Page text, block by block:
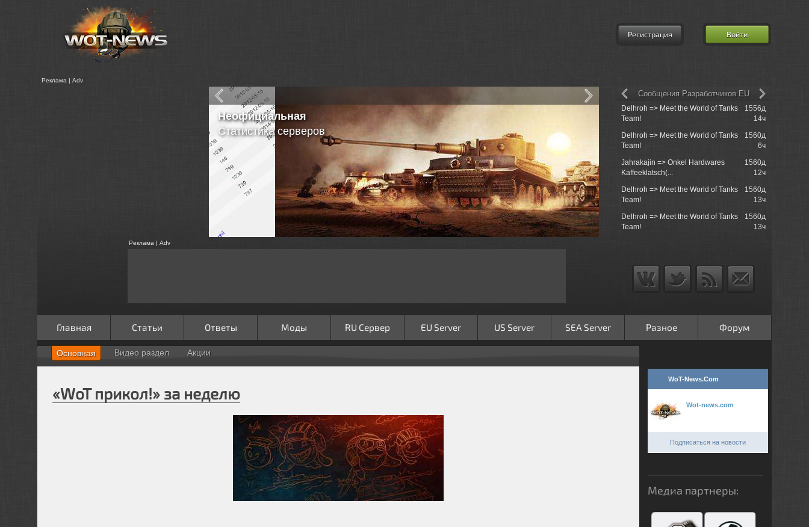
Регистрация Войти
Реклама | Adv
Неофициальная
Статистика серверов
Delhroh => Meet the World of Tanks
Team!
1556д
14ч
Delhroh => Meet the World of Tanks
Team!
1560д
6ч
Jahrakajin => Onkel Hardwares
Kaffeeklatsch(...
1560д
12ч
Delhroh => Meet the World of Tanks
Team!
1560д
13ч
Delhroh => Meet the World of Tanks
Team!
1560д
13ч
Сообщения Разработчиков EU
Реклама | Adv
Главная Статьи Ответы Моды RU Сервер EU Server US Server SEA Server Разное Форум
Основная Видео раздел Акции
«WoT прикол!» за неделю
WoT-News.Com
Wot-news.com
Подписаться на новости
Медиа партнеры: